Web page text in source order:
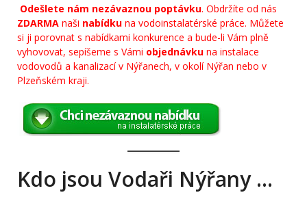
Odešlete nám nezávaznou poptávku. Obdržíte od nás
ZDARMA naši nabídku na vodoinstalatérské práce. Můžete
si ji porovnat s nabídkami konkurence a bude-li Vám plně
vyhovovat, sepíšeme s Vámi objednávku na instalace
vodovodů a kanalizací v Nýřanech, v okolí Nýřan nebo v
Plzeňském kraji.
Kdo jsou Vodaři Nýřany …